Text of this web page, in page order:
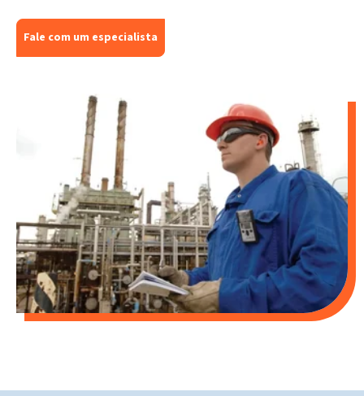
Fale com um especialista